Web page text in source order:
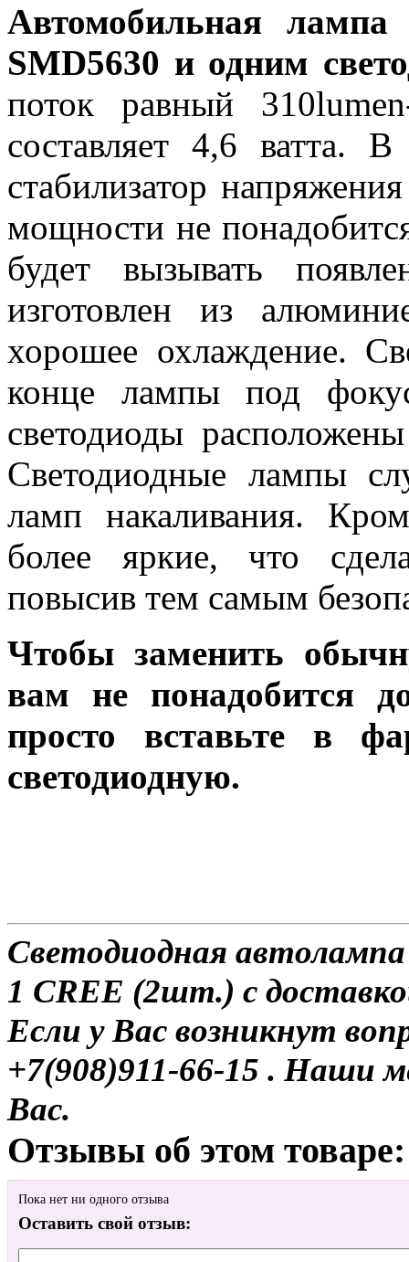
Автомобильная
SMD5630 и одним
поток равный
составляет 4,6 ватта.
стабилизатор
мощности не
будет вызывать
изготовлен из
хорошее охлаждение.
конце лампы под
светодиоды
Светодиодные лампы
ламп накаливания.
более яркие, что
повысив тем самым
Чтобы заменить
вам не понадобится
просто вставьте в
светодиодную.
Светодиодная
1 CREE (2шт.) с
Если у Вас возникнут
+7(908)911-66-15 . Наши
Вас.
Отзывы об этом товаре:
Пока нет ни одного отзыва
Оставить свой отзыв: